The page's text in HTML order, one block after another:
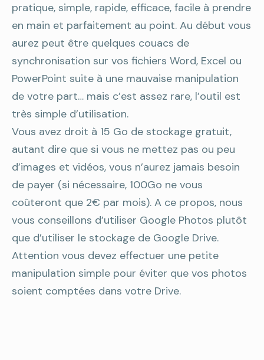
pratique, simple, rapide, efficace, facile à prendre
en main et parfaitement au point. Au début vous
aurez peut être quelques couacs de
synchronisation sur vos fichiers Word, Excel ou
PowerPoint suite à une mauvaise manipulation
de votre part… mais c’est assez rare, l’outil est
très simple d’utilisation.
Vous avez droit à 15 Go de stockage gratuit,
autant dire que si vous ne mettez pas ou peu
d’images et vidéos, vous n’aurez jamais besoin
de payer (si nécessaire, 100Go ne vous
coûteront que 2€ par mois). A ce propos, nous
vous conseillons d’utiliser Google Photos plutôt
que d’utiliser le stockage de Google Drive.
Attention vous devez effectuer une petite
manipulation simple pour éviter que vos photos
soient comptées dans votre Drive.